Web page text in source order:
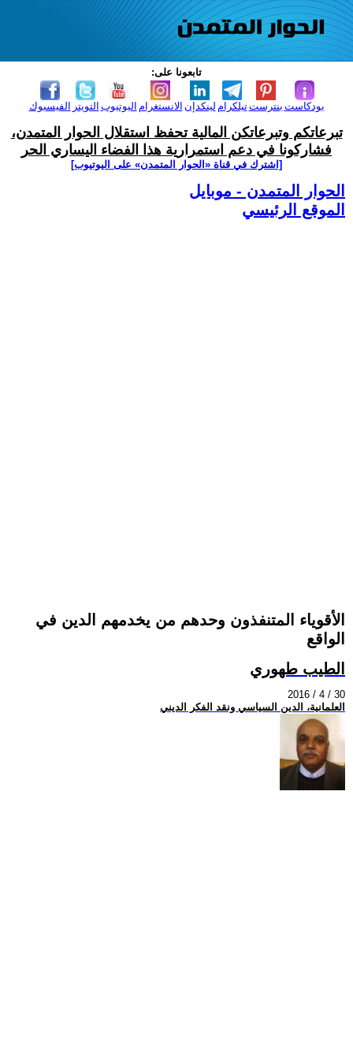
تابعونا على:
الفيسبوك التويتر اليوتيوب الانستغرام لينكدإن تيلكرامبنترست بودكاست
تبرعاتكم وتبرعاتكن المالية تحفظ استقلال الحوار المتمدن،
فشاركونا في دعم استمرارية هذا الفضاء اليساري الحر
[اشترك في قناة ‫«الحوار المتمدن» على اليوتيوب]
الحوار المتمدن - موبايل
الموقع الرئيسي
الأقوياء المتنفذون وحدهم من يخدمهم الدين في
الواقع
الطيب طهوري
2016 / 4 / 30
العلمانية، الدين السياسي ونقد الفكر الديني